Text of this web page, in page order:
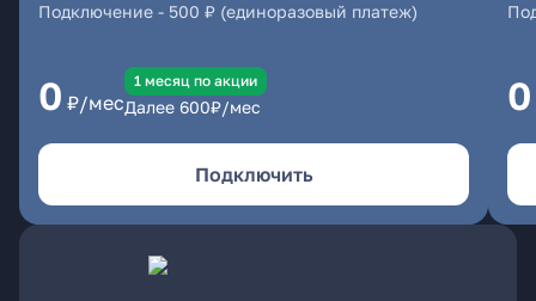
Подключение - 500 ₽ (единоразовый платеж)
0 ₽/мес
1 месяц по акции
Далее 600₽/мес
Подключить
0